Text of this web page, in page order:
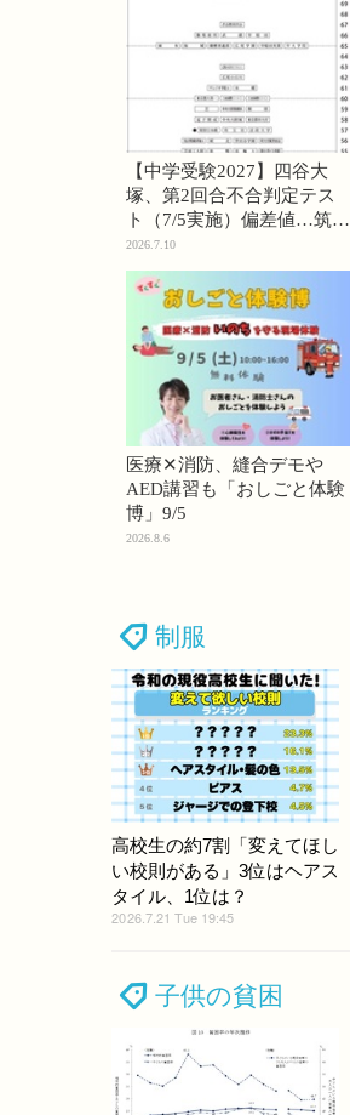
【中学受験2027】四谷大
塚、第2回合不合判定テス
ト（7/5実施）偏差値…筑駒
74・桜蔭70＜PR＞
2026.7.10
医療✕消防、縫合デモや
AED講習も「おしごと体験
博」9/5
2026.8.6
制服
高校生の約7割「変えてほし
い校則がある」3位はヘアス
タイル、1位は？
2026.7.21 Tue 19:45
子供の貧困